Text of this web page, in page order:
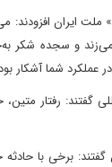
ایران
و سجده شکر
عملکرد شما آشکار
گفتند: رفتار
گفتند: برخی با